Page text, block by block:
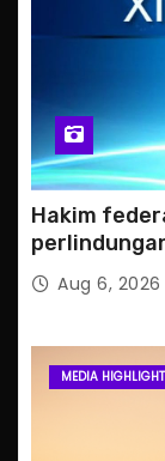
Hakim
Aug 6, 2026
MEDIA HIGHLIGHT